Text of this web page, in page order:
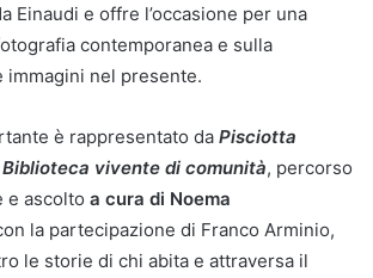
Einaudi e offre l’occasione per una
contemporanea e sulla
immagini nel presente.
è rappresentato da Pisciotta
vivente di comunità, percorso
e ascolto a cura di Noema
la partecipazione di Franco Arminio,
le storie di chi abita e attraversa il